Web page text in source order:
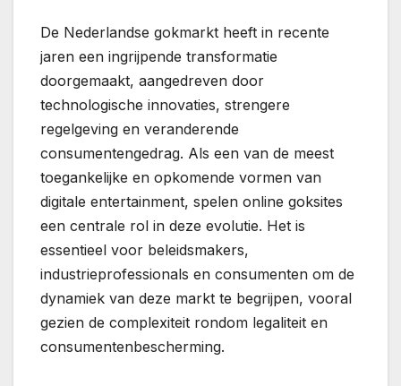
De Nederlandse gokmarkt heeft in recente
jaren een ingrijpende transformatie
doorgemaakt, aangedreven door
technologische innovaties, strengere
regelgeving en veranderende
consumentengedrag. Als een van de meest
toegankelijke en opkomende vormen van
digitale entertainment, spelen online goksites
een centrale rol in deze evolutie. Het is
essentieel voor beleidsmakers,
industrieprofessionals en consumenten om de
dynamiek van deze markt te begrijpen, vooral
gezien de complexiteit rondom legaliteit en
consumentenbescherming.